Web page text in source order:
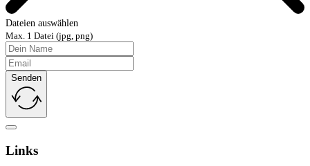
Dateien auswählen
Max. 1 Datei (jpg, png)
Senden
Links